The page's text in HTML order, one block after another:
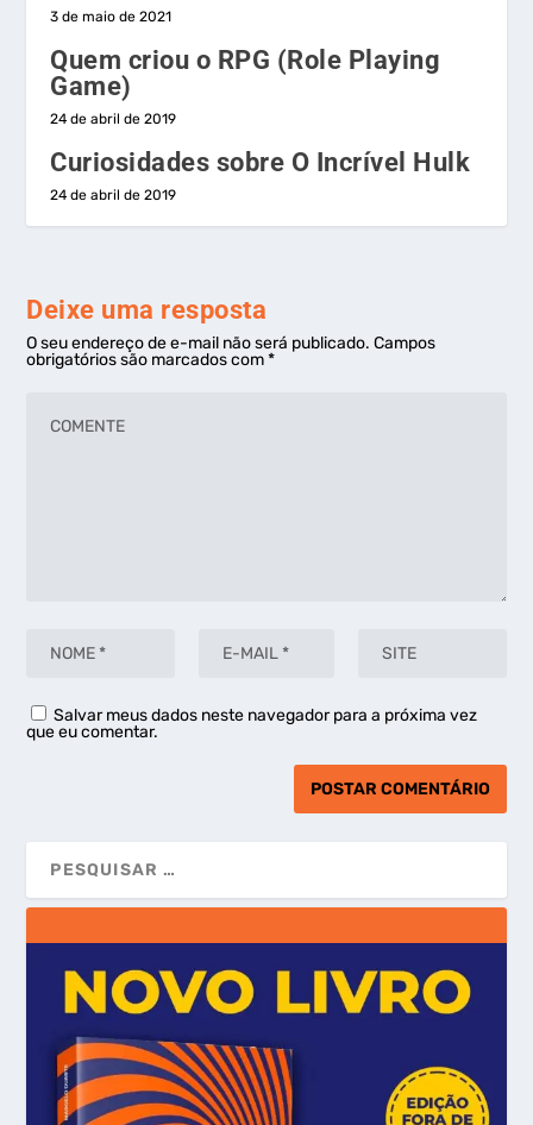
3 de maio de 2021
Quem criou o RPG (Role Playing
Game)
24 de abril de 2019
Curiosidades sobre O Incrível Hulk
24 de abril de 2019
Deixe uma resposta
O seu endereço de e-mail não será publicado. Campos
obrigatórios são marcados com*
Salvar meus dados neste navegador para a próxima vez
que eu comentar.